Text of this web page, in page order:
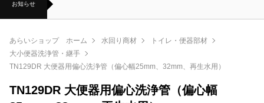
お知らせ
あらいショップ ホーム 水回り商材
トイレ・便器部材
大小便器洗浄管・継手
TN129DR 大便器用偏心洗浄管（偏心幅25mm、32mm、再生水用）
TN129DR 大便器用偏心洗浄管（偏心幅